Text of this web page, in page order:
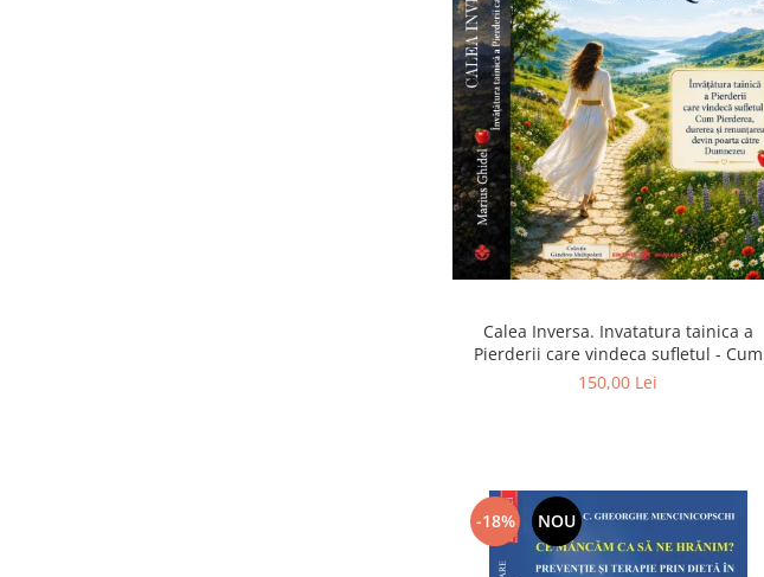
Calea Inversa. Invatatura tainica a
Pierderii care vindeca sufletul - Cum
Pierderea, durerea si renuntarea devin
150,00 Lei
-18% NOU